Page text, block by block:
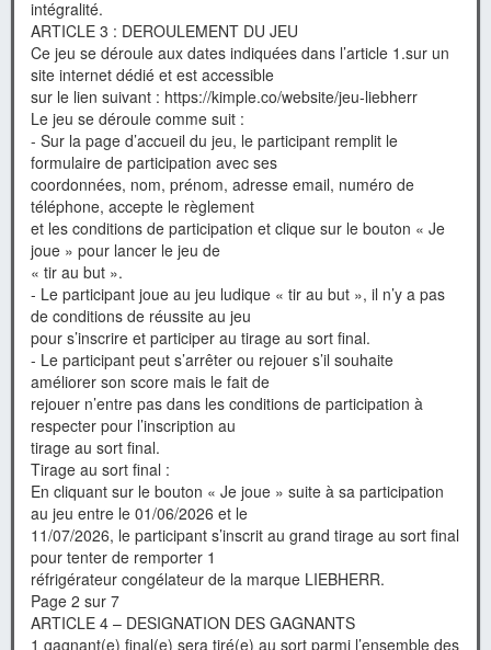
intégralité.
ARTICLE 3 : DEROULEMENT DU JEU
Ce jeu se déroule aux dates indiquées dans l’article 1.sur un
site internet dédié et est accessible
sur le lien suivant : https://kimple.co/website/jeu-liebherr
Le jeu se déroule comme suit :
- Sur la page d’accueil du jeu, le participant remplit le
formulaire de participation avec ses
coordonnées, nom, prénom, adresse email, numéro de
téléphone, accepte le règlement
et les conditions de participation et clique sur le bouton « Je
joue » pour lancer le jeu de
« tir au but ».
- Le participant joue au jeu ludique « tir au but », il n’y a pas
de conditions de réussite au jeu
pour s’inscrire et participer au tirage au sort final.
- Le participant peut s’arrêter ou rejouer s’il souhaite
améliorer son score mais le fait de
rejouer n’entre pas dans les conditions de participation à
respecter pour l’inscription au
tirage au sort final.
Tirage au sort final :
En cliquant sur le bouton « Je joue » suite à sa participation
au jeu entre le 01/06/2026 et le
11/07/2026, le participant s’inscrit au grand tirage au sort final
pour tenter de remporter 1
réfrigérateur congélateur de la marque LIEBHERR.
Page 2 sur 7
ARTICLE 4 – DESIGNATION DES GAGNANTS
1 gagnant(e) final(e) sera tiré(e) au sort parmi l’ensemble des